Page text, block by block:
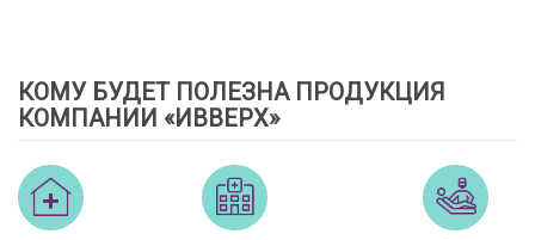
КОМУ БУДЕТ ПОЛЕЗНА ПРОДУКЦИЯ
КОМПАНИИ «ИВВЕРХ»